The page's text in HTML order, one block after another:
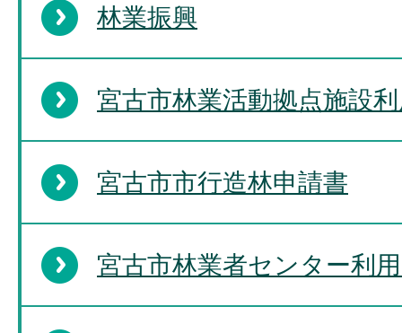
林業振興
宮古市林業活動拠点施設
宮古市市行造林申請書
宮古市林業者センター利